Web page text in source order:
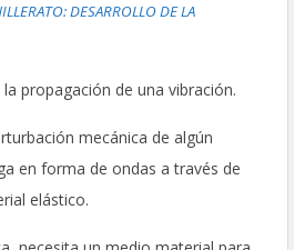
DESARROLLO DE LA
propagación de una vibración.
mecánica de algún
en forma de ondas a través de
elástico.